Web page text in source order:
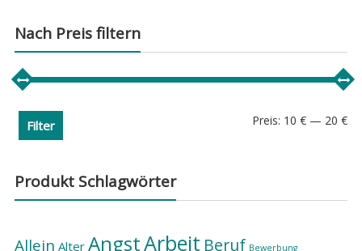
Nach Preis filtern
Filter Preis: 10 € — 20 €
Produkt Schlagwörter
Allein Alter AngstArbeit Beruf Bewerbung